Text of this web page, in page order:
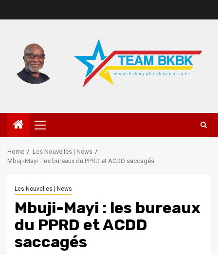
Home
Les Nouvelles | News
Mbuji-Mayi : les bureaux du PPRD et ACDD saccagés
Les Nouvelles | News
Mbuji-Mayi : les bureaux
du PPRD et ACDD
saccagés